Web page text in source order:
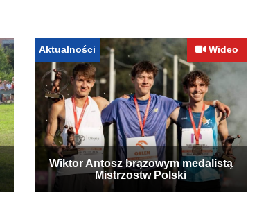
Aktualności Wideo
Wiktor Antosz brązowym medalistą
Mistrzostw Polski